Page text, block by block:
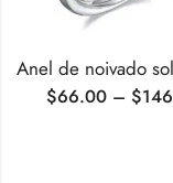
$66.00 – $